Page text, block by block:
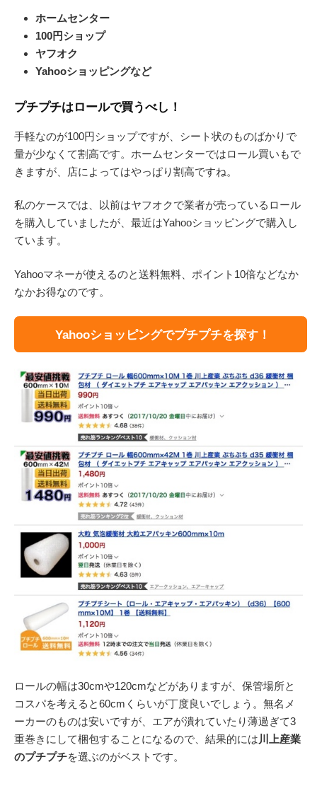
ホームセンター
100円ショップ
ヤフオク
Yahooショッピングなど
プチプチはロールで買うべし！
手軽なのが100円ショップですが、シート状のものばかりで
量が少なくて割高です。ホームセンターではロール買いもで
きますが、店によってはやっぱり割高ですね。
私のケースでは、以前はヤフオクで業者が売っているロール
を購入していましたが、最近はYahooショッピングで購入し
ています。
Yahooマネーが使えるのと送料無料、ポイント10倍などなか
なかお得なのです。
Yahooショッピングでプチプチを探す！
ロールの幅は30cmや120cmなどがありますが、保管場所と
コスパを考えると60cmくらいが丁度良いでしょう。無名メ
ーカーのものは安いですが、エアが潰れていたり薄過ぎて3
重巻きにして梱包することになるので、結果的には 川上産業
のプチプチを選ぶのがベストです。